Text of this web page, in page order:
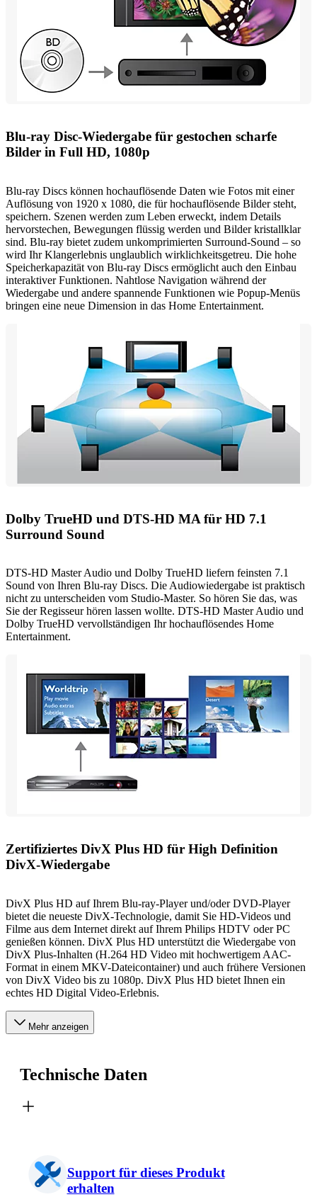
Blu-ray Disc-Wiedergabe für gestochen scharfe
Bilder in Full HD, 1080p
Blu-ray Discs können hochauflösende Daten wie Fotos mit einer
Auflösung von 1920 x 1080, die für hochauflösende Bilder steht,
speichern. Szenen werden zum Leben erweckt, indem Details
hervorstechen, Bewegungen flüssig werden und Bilder kristallklar
sind. Blu-ray bietet zudem unkomprimierten Surround-Sound – so
wird Ihr Klangerlebnis unglaublich wirklichkeitsgetreu. Die hohe
Speicherkapazität von Blu-ray Discs ermöglicht auch den Einbau
interaktiver Funktionen. Nahtlose Navigation während der
Wiedergabe und andere spannende Funktionen wie Popup-Menüs
bringen eine neue Dimension in das Home Entertainment.
Dolby TrueHD und DTS-HD MA für HD 7.1
Surround Sound
DTS-HD Master Audio und Dolby TrueHD liefern feinsten 7.1
Sound von Ihren Blu-ray Discs. Die Audiowiedergabe ist praktisch
nicht zu unterscheiden vom Studio-Master. So hören Sie das, was
Sie der Regisseur hören lassen wollte. DTS-HD Master Audio und
Dolby TrueHD vervollständigen Ihr hochauflösendes Home
Entertainment.
Zertifiziertes DivX Plus HD für High Definition
DivX-Wiedergabe
DivX Plus HD auf Ihrem Blu-ray-Player und/oder DVD-Player
bietet die neueste DivX-Technologie, damit Sie HD-Videos und
Filme aus dem Internet direkt auf Ihrem Philips HDTV oder PC
genießen können. DivX Plus HD unterstützt die Wiedergabe von
DivX Plus-Inhalten (H.264 HD Video mit hochwertigem AAC-
Format in einem MKV-Dateicontainer) und auch frühere Versionen
von DivX Video bis zu 1080p. DivX Plus HD bietet Ihnen ein
echtes HD Digital Video-Erlebnis.
Mehr anzeigen
Technische Daten
Support für dieses Produkt
erhalten